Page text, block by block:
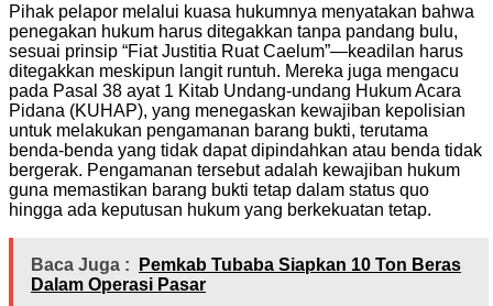
Pihak pelapor melalui kuasa hukumnya menyatakan bahwa
penegakan hukum harus ditegakkan tanpa pandang bulu,
sesuai prinsip “Fiat Justitia Ruat Caelum”—keadilan harus
ditegakkan meskipun langit runtuh. Mereka juga mengacu
pada Pasal 38 ayat 1 Kitab Undang-undang Hukum Acara
Pidana (KUHAP), yang menegaskan kewajiban kepolisian
untuk melakukan pengamanan barang bukti, terutama
benda-benda yang tidak dapat dipindahkan atau benda tidak
bergerak. Pengamanan tersebut adalah kewajiban hukum
guna memastikan barang bukti tetap dalam status quo
hingga ada keputusan hukum yang berkekuatan tetap.
Baca Juga :
Pemkab Tubaba Siapkan 10 Ton Beras
Dalam Operasi Pasar